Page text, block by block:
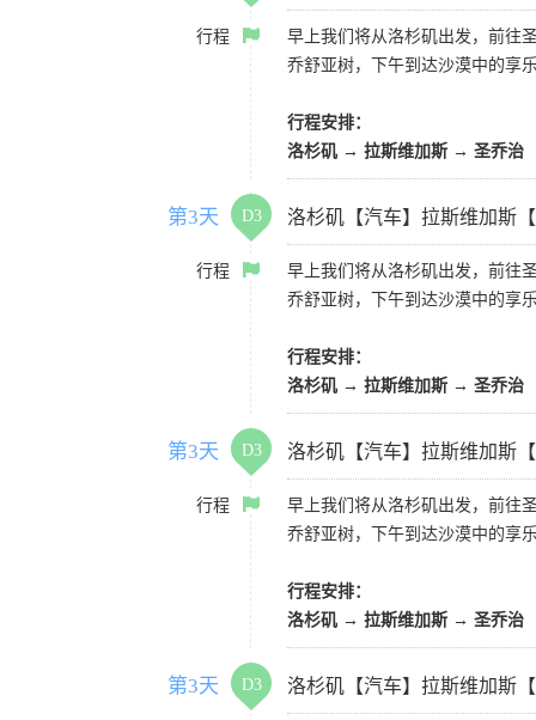
行程
早上我们将从洛杉矶出发，前往
乔舒亚树，下午到达沙漠中的享
行程安排：
洛杉矶 → 拉斯维加斯 → 圣乔治
第3天 D3 洛杉矶【汽车】拉斯维加斯
行程
早上我们将从洛杉矶出发，前往
乔舒亚树，下午到达沙漠中的享
行程安排：
洛杉矶 → 拉斯维加斯 → 圣乔治
第3天 D3 洛杉矶【汽车】拉斯维加斯
行程
早上我们将从洛杉矶出发，前往
乔舒亚树，下午到达沙漠中的享
行程安排：
洛杉矶 → 拉斯维加斯 → 圣乔治
第3天 D3 洛杉矶【汽车】拉斯维加斯